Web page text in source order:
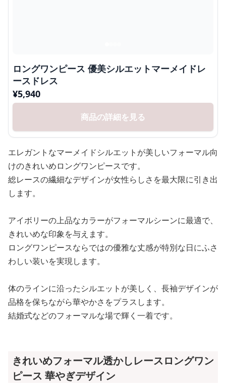
ロングワンピース 優美シルエットマーメイドレ
ースドレス
¥5,940
商品の詳細を見る
エレガントなマーメイドシルエットが美しいフォーマル向
けのきれいめロングワンピースです。
総レースの繊細なデザインが女性らしさを最大限に引き出
します。
アイボリーの上品なカラーがフォーマルシーンに最適で、
きれいめな印象を与えます。
ロングワンピースならではの優雅な丈感が特別な日にふさ
わしい装いを実現します。
体のラインに沿ったシルエットが美しく、長袖デザインが
品格を保ちながら華やかさをプラスします。
結婚式などのフォーマルな場で輝く一着です。
きれいめフォーマル透かしレースロングワン
ピース 華やぎデザイン